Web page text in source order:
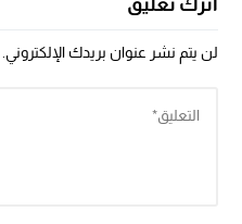
اترك تعليق
لن يتم نشر عنوان بريدك الإلكتروني.